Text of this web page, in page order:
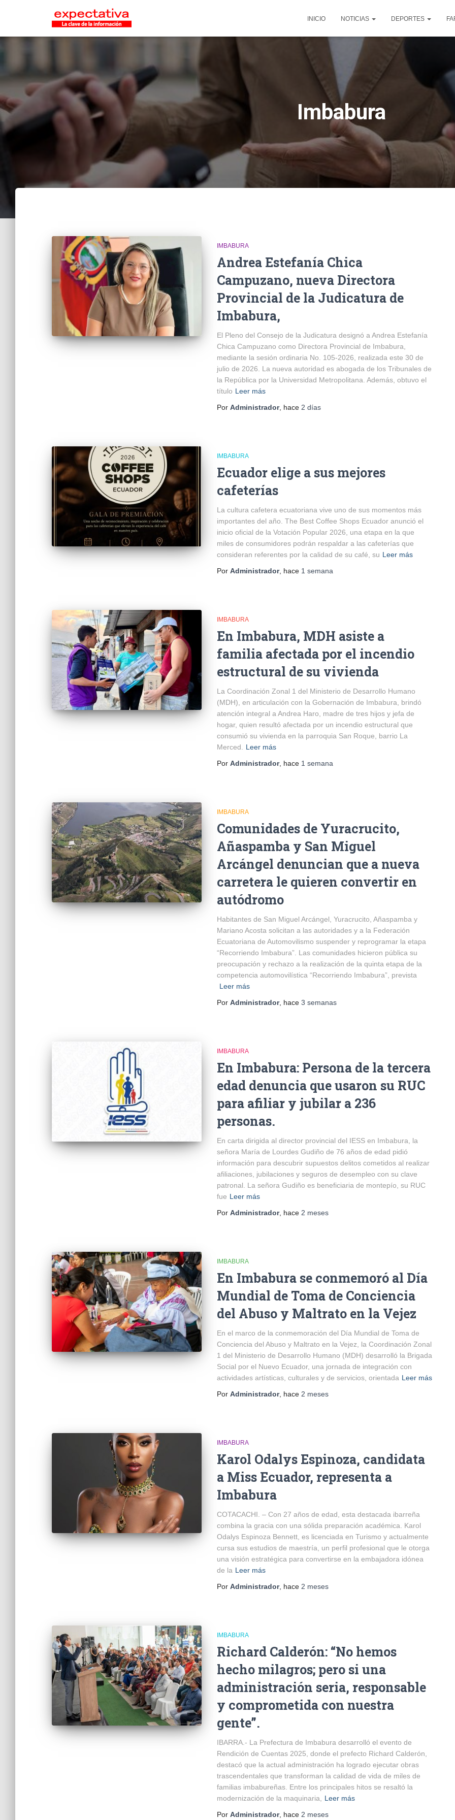
INICIO NOTICIAS DEPORTES
Imbabura
IMBABURA
Andrea Estefanía Chica
Campuzano, nueva Directora
Provincial de la Judicatura de
Imbabura,
El Pleno del Consejo de la Judicatura designó a Andrea Estefanía
Chica Campuzano como Directora Provincial de Imbabura,
mediante la sesión ordinaria No. 105-2026, realizada este 30 de
julio de 2026. La nueva autoridad es abogada de los Tribunales de
la República por la Universidad Metropolitana. Además, obtuvo el
título Leer más
Por Administrador, hace 2 días
IMBABURA
Ecuador elige a sus mejores
cafeterías
La cultura cafetera ecuatoriana vive uno de sus momentos más
importantes del año. The Best Coffee Shops Ecuador anunció el
inicio oficial de la Votación Popular 2026, una etapa en la que
miles de consumidores podrán respaldar a las cafeterías que
consideran referentes por la calidad de su café, su Leer más
Por Administrador, hace 1 semana
IMBABURA
En Imbabura, MDH asiste a
familia afectada por el incendio
estructural de su vivienda
La Coordinación Zonal 1 del Ministerio de Desarrollo Humano
(MDH), en articulación con la Gobernación de Imbabura, brindó
atención integral a Andrea Haro, madre de tres hijos y jefa de
hogar, quien resultó afectada por un incendio estructural que
consumió su vivienda en la parroquia San Roque, barrio La
Merced.
Leer más
Por Administrador, hace 1 semana
IMBABURA
Comunidades de Yuracrucito,
Añaspamba y San Miguel
Arcángel denuncian que a nueva
carretera le quieren convertir en
autódromo
Habitantes de San Miguel Arcángel, Yuracrucito, Añaspamba y
Mariano Acosta solicitan a las autoridades y a la Federación
Ecuatoriana de Automovilismo suspender y reprogramar la etapa
“Recorriendo Imbabura”. Las comunidades hicieron pública su
preocupación y rechazo a la realización de la quinta etapa de la
competencia automovilística “Recorriendo Imbabura”, prevista
Leer más
Por Administrador, hace 3 semanas
IMBABURA
En Imbabura: Persona de la tercera
edad denuncia que usaron su RUC
para afiliar y jubilar a 236
personas.
En carta dirigida al director provincial del IESS en Imbabura, la
señora María de Lourdes Gudiño de 76 años de edad pidió
información para descubrir supuestos delitos cometidos al realizar
afiliaciones, jubilaciones y seguros de desempleo con su clave
patronal. La señora Gudiño es beneficiaria de montepío, su RUC
fue Leer más
Por Administrador, hace 2 meses
IMBABURA
En Imbabura se conmemoró al Día
Mundial de Toma de Conciencia
del Abuso y Maltrato en la Vejez
En el marco de la conmemoración del Día Mundial de Toma de
Conciencia del Abuso y Maltrato en la Vejez, la Coordinación Zonal
1 del Ministerio de Desarrollo Humano (MDH) desarrolló la Brigada
Social por el Nuevo Ecuador, una jornada de integración con
actividades artísticas, culturales y de servicios, orientada Leer más
Por Administrador, hace 2 meses
IMBABURA
Karol Odalys Espinoza, candidata
a Miss Ecuador, representa a
Imbabura
COTACACHI. – Con 27 años de edad, esta destacada ibarreña
combina la gracia con una sólida preparación académica. Karol
Odalys Espinoza Bennett, es licenciada en Turismo y actualmente
cursa sus estudios de maestría, un perfil profesional que le otorga
una visión estratégica para convertirse en la embajadora idónea
de la Leer más
Por Administrador, hace 2 meses
IMBABURA
Richard Calderón: “No hemos
hecho milagros; pero si una
administración seria, responsable
y comprometida con nuestra
gente”.
IBARRA.- La Prefectura de Imbabura desarrolló el evento de
Rendición de Cuentas 2025, donde el prefecto Richard Calderón,
destacó que la actual administración ha logrado ejecutar obras
trascendentales que transforman la calidad de vida de miles de
familias imbabureñas. Entre los principales hitos se resaltó la
modernización de la maquinaria,
Leer más
Por Administrador, hace 2 meses